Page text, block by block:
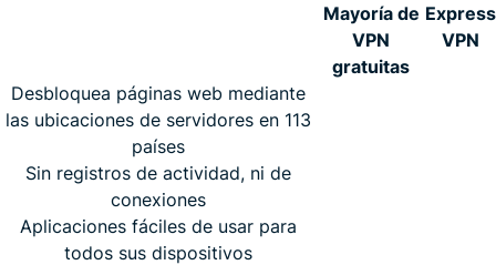
Mayoría de
VPN
gratuitas
Express
VPN
Desbloquea páginas web mediante
las ubicaciones de servidores en 113
países
Sin registros de actividad, ni de
conexiones
Aplicaciones fáciles de usar para
todos sus dispositivos